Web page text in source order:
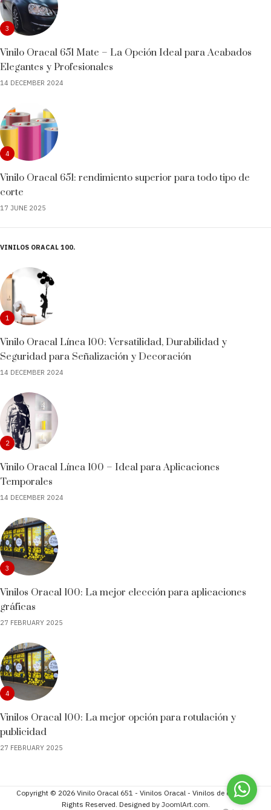
3
Vinilo Oracal 651 Mate – La Opción Ideal para Acabados
Elegantes y Profesionales
14 DECEMBER 2024
4
Vinilo Oracal 651: rendimiento superior para todo tipo de
corte
17 JUNE 2025
VINILOS ORACAL 100
1
Vinilo Oracal Línea 100: Versatilidad, Durabilidad y
Seguridad para Señalización y Decoración
14 DECEMBER 2024
2
Vinilo Oracal Línea 100 – Ideal para Aplicaciones
Temporales
14 DECEMBER 2024
3
Vinilos Oracal 100: La mejor elección para aplicaciones
gráficas
27 FEBRUARY 2025
4
Vinilos Oracal 100: La mejor opción para rotulación y
publicidad
27 FEBRUARY 2025
Copyright © 2026 Vinilo Oracal 651 - Vinilos Oracal - Vinilos de corte. All
Rights Reserved. Designed by JoomlArt.com.